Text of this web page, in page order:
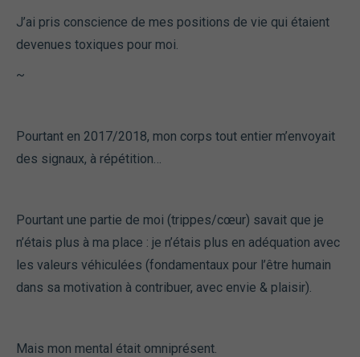
J’ai pris conscience de mes positions de vie qui étaient
devenues toxiques pour moi.
~
Pourtant en 2017/2018, mon corps tout entier m’envoyait
des signaux, à répétition…
Pourtant une partie de moi (trippes/cœur) savait que je
n’étais plus à ma place : je n’étais plus en adéquation avec
les valeurs véhiculées (fondamentaux pour l’être humain
dans sa motivation à contribuer, avec envie & plaisir).
Mais mon mental était omniprésent.